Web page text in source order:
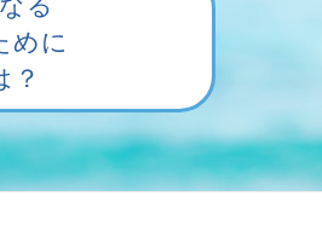
る
めに
？